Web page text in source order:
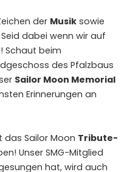
der Musik sowie
Seid dabei wenn wir auf
Schaut beim
des Pfalzbaus
Sailor Moon Memorial
Erinnerungen an
das Sailor Moon Tribute-
Unser SMG-Mitglied
hat, wird auch